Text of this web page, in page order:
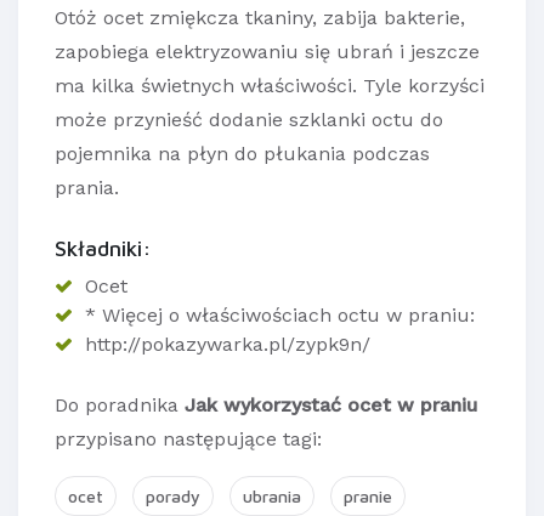
Otóż ocet zmiękcza tkaniny, zabija bakterie,
zapobiega elektryzowaniu się ubrań i jeszcze
ma kilka świetnych właściwości. Tyle korzyści
może przynieść dodanie szklanki octu do
pojemnika na płyn do płukania podczas
prania.
Składniki:
Ocet
* Więcej o właściwościach octu w praniu:
http://pokazywarka.pl/zypk9n/
Do poradnika Jak wykorzystać ocet w praniu
przypisano następujące tagi:
ocet porady ubrania pranie